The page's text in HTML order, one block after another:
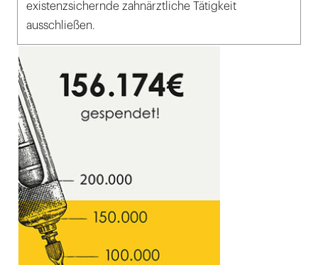
existenzsichernde zahnärztliche Tätigkeit
ausschließen.